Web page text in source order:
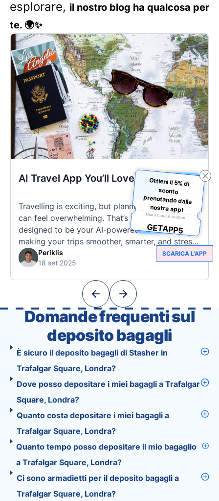
esplorare, il nostro blog ha qualcosa per
te. 🌍✨
AI Travel App You’ll Love in 2025
Travelling is exciting, but planning every detail
can feel overwhelming. That’s why Tourist is
designed to be your AI-powered travel assistant,
making your trips smoother, smarter, and stress-
free. 🧭 What Makes the Tourist App Unique?
Unlike standard travel apps, Tourist combines
With Tourist, your trip planning becomes as
Periklis
18 set 2025
Domande frequenti sul
deposito bagagli
È sicuro il deposito bagagli di Stasher in
Trafalgar Square, Londra?
Dove posso depositare i miei bagagli a Trafalgar
Square, Londra?
Quanto costa depositare i miei bagagli a
Trafalgar Square, Londra?
Quanto tempo posso depositare il mio bagaglio
a Trafalgar Square, Londra?
Ci sono armadietti per il deposito bagagli a
Trafalgar Square, Londra?
Ottieni il 5% di
sconto
prenotando dalla
nostra app!
Usa il codice coupon:
GETAPP5
SCARICA L'APP